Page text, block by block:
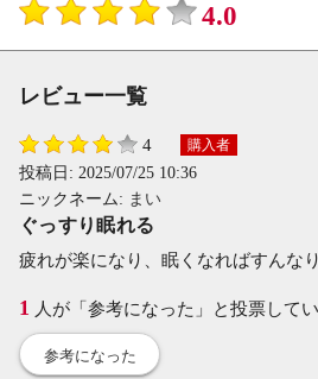
4.0
レビュー一覧
4 購入者
投稿日: 2025/07/25 10:36
ニックネーム: まい
ぐっすり眠れる
疲れが楽になり、眠くなればすんな
1 人が「参考になった」と投票してい
参考になった